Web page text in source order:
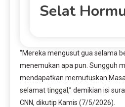
Selat
“Mereka mengusut gua selama
menemukan apa pun. Sungguh
mendapatkan memutuskan
selamat tinggal,” demikian isi
CNN, dikutip Kamis (7/5/2026).